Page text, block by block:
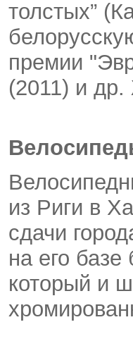
толстых”
премии
(2011) и
из Риги в
сдачи
на его
который и